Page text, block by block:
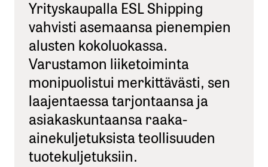
Yrityskaupalla ESL Shipping
vahvisti asemaansa pienempien
alusten kokoluokassa.
Varustamon liiketoiminta
monipuolistui merkittävästi, sen
laajentaessa tarjontaansa ja
asiakaskuntaansa raaka-
ainekuljetuksista teollisuuden
tuotekuljetuksiin.